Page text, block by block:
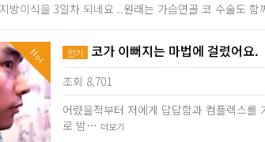
방이식을 3일차 되네요 ..원래는 가슴연골 코 수술도
Hot 인기 코가 이뻐지는 마법에 걸렸어요.
조회 8,701
어렸을적부터 저에게 답답함과 컴플렉스
로 밤… 더보기